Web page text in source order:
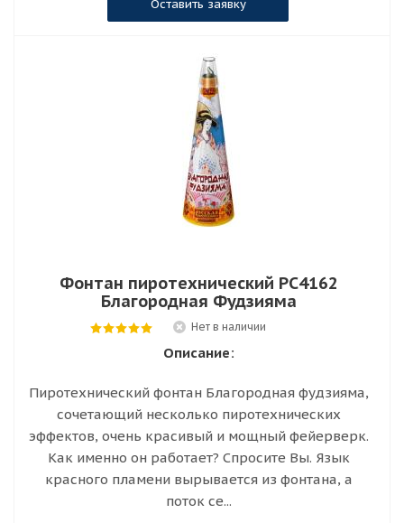
Оставить заявку
Фонтан пиротехнический РС4162
Благородная Фудзияма
Нет в наличии
Описание:
Пиротехнический фонтан Благородная фудзияма,
сочетающий несколько пиротехнических
эффектов, очень красивый и мощный фейерверк.
Как именно он работает? Спросите Вы. Язык
красного пламени вырывается из фонтана, а
поток се...